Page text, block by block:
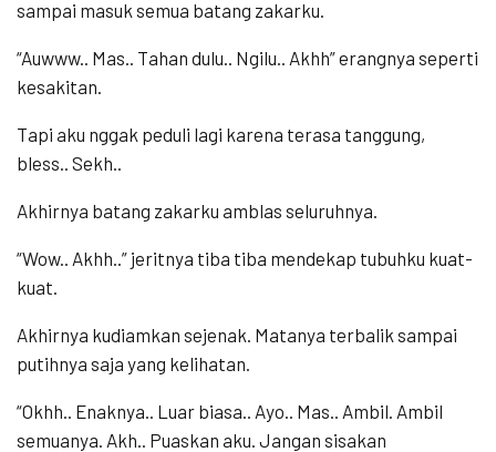
sampai masuk semua batang zakarku.
“Auwww.. Mas.. Tahan dulu.. Ngilu.. Akhh” erangnya seperti
kesakitan.
Tapi aku nggak peduli lagi karena terasa tanggung,
bless.. Sekh..
Akhirnya batang zakarku amblas seluruhnya.
“Wow.. Akhh..” jeritnya tiba tiba mendekap tubuhku kuat-
kuat.
Akhirnya kudiamkan sejenak. Matanya terbalik sampai
putihnya saja yang kelihatan.
“Okhh.. Enaknya.. Luar biasa.. Ayo.. Mas.. Ambil. Ambil
semuanya. Akh.. Puaskan aku. Jangan sisakan